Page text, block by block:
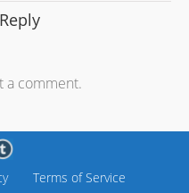
a comment.
Terms of Service